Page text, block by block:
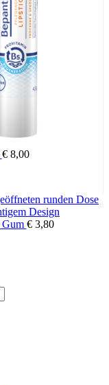
€8,00
€3,80